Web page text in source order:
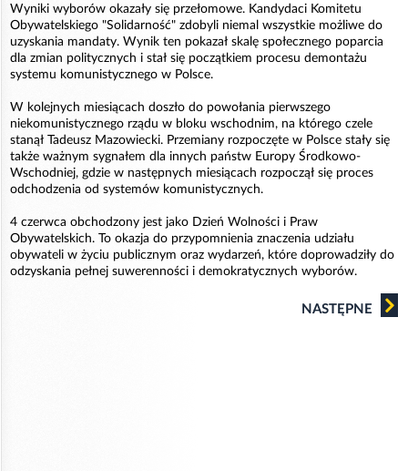
Wyniki wyborów okazały się przełomowe. Kandydaci Komitetu
Obywatelskiego "Solidarność" zdobyli niemal wszystkie możliwe do
uzyskania mandaty. Wynik ten pokazał skalę społecznego poparcia
dla zmian politycznych i stał się początkiem procesu demontażu
systemu komunistycznego w Polsce.
W kolejnych miesiącach doszło do powołania pierwszego
niekomunistycznego rządu w bloku wschodnim, na którego czele
stanął Tadeusz Mazowiecki. Przemiany rozpoczęte w Polsce stały się
także ważnym sygnałem dla innych państw Europy Środkowo-
Wschodniej, gdzie w następnych miesiącach rozpoczął się proces
odchodzenia od systemów komunistycznych.
4 czerwca obchodzony jest jako Dzień Wolności i Praw
Obywatelskich. To okazja do przypomnienia znaczenia udziału
obywateli w życiu publicznym oraz wydarzeń, które doprowadziły do
odzyskania pełnej suwerenności i demokratycznych wyborów.
NASTĘPNE